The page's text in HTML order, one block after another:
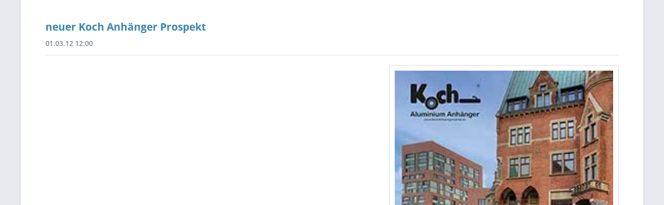
neuer Koch Anhänger Prospekt
01.03.12 12:00